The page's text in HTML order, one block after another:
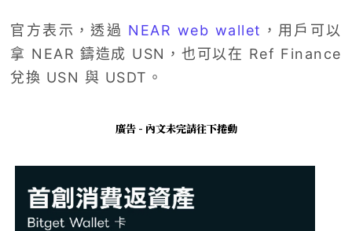
官方表示，透過 NEAR web wallet ，用戶可以
拿 NEAR 鑄造成 USN，也可以在 Ref Finance
兌換 USN 與 USDT。
廣告 - 內文未完請往下捲動